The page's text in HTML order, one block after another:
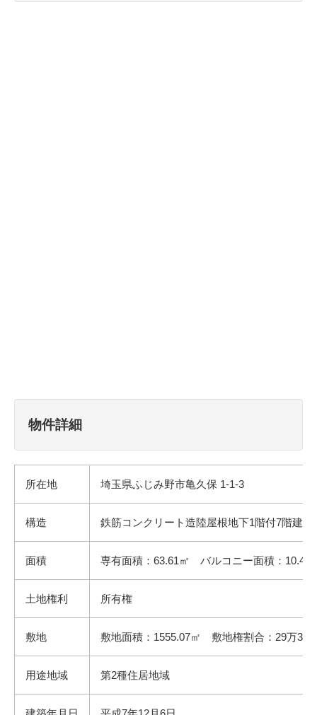
物件詳細
所在地 埼玉県ふじみ野市亀久保 1-1-3
構造 鉄筋コンクリート造陸屋根地下1階付7階建
面積 専有面積：63.61㎡ バルコニー面積：10.40
土地権利 所有権
敷地 敷地面積：1555.07㎡ 敷地権割合：29万
用途地域 第2種住居地域